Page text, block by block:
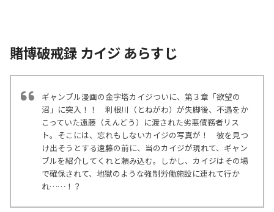
賭博破戒録 カイジ あらすじ
ギャンブル漫画の金字塔カイジついに、第３章「欲望の
沼」に突入！！ 利根川（とねがわ）が失脚後、不遇をか
こっていた遠藤（えんどう）に渡された劣悪債務者リス
ト。そこには、忘れもしないカイジの写真が！ 彼を見つ
け出そうとする遠藤の前に、当のカイジが現れて、ギャン
ブルを紹介してくれと頼み込む。しかし、カイジはその場
で確保されて、地獄のような強制労働施設に連れて行か
れ……！？